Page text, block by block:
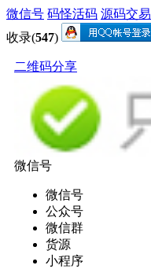
微信号 码怪活码 源码交易
收录(547)
二维码分享
微信号
微信号
公众号
微信群
货源
小程序